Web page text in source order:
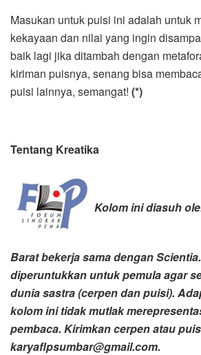
Masukan untuk puisi ini adalah untuk
kekayaan dan nilai yang ingin
baik lagi jika ditambah dengan
kiriman puisnya, senang bisa
puisi lainnya, semangat! (*)
Tentang Kreatika
Kolom ini diasuh
Barat bekerja sama dengan
diperuntukkan untuk pemula agar
dunia sastra (cerpen dan puisi).
kolom ini tidak mutlak
pembaca. Kirimkan cerpen atau
karyaflpsumbar@gmail.com.